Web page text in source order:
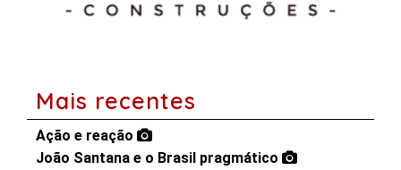
Mais recentes
Ação e reação
João Santana e o Brasil pragmático